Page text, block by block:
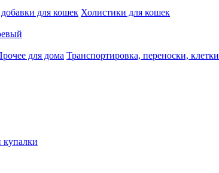
для кошек Холистики для кошек
для дома Транспортировка, переноски, клетки
купалки